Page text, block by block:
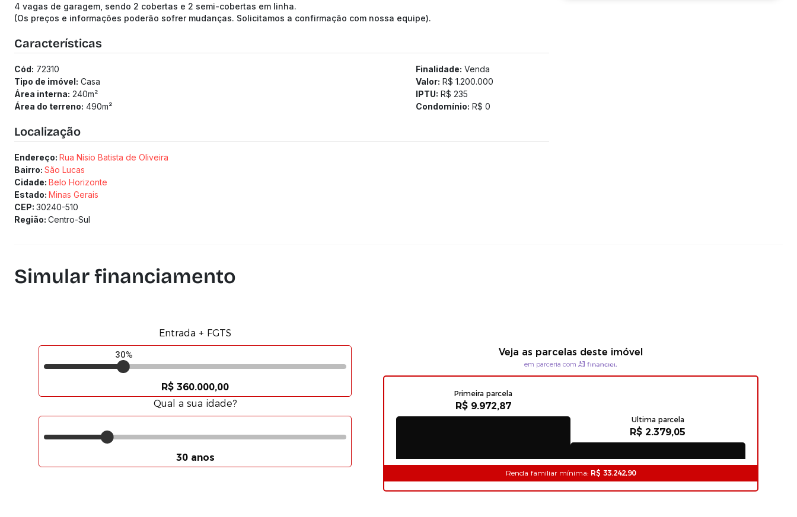
4 vagas de garagem, sendo 2 cobertas e 2 semi-cobertas em linha.
(Os preços e informações poderão sofrer mudanças. Solicitamos a confirmação com nossa equipe).
Características
Cód: 72310
Tipo de imóvel: Casa
Área interna: 240m²
Área do terreno: 490m²
Finalidade: Venda
Valor: R$ 1.200.000
IPTU: R$ 235
Condomínio: R$ 0
Localização
Endereço: Rua Nísio Batista de Oliveira
Bairro: São Lucas
Cidade: Belo Horizonte
Estado: Minas Gerais
CEP: 30240-510
Região: Centro-Sul
Simular financiamento